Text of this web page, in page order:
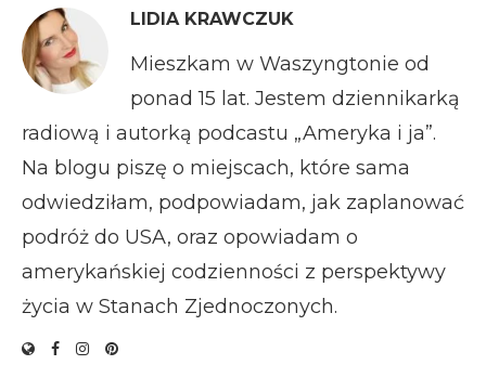
LIDIA KRAWCZUK
Mieszkam w Waszyngtonie od
ponad 15 lat. Jestem dziennikarką
radiową i autorką podcastu „Ameryka i ja”.
Na blogu piszę o miejscach, które sama
odwiedziłam, podpowiadam, jak zaplanować
podróż do USA, oraz opowiadam o
amerykańskiej codzienności z perspektywy
życia w Stanach Zjednoczonych.